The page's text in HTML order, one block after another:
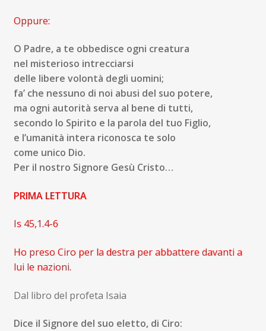
Oppure:
O Padre, a te obbedisce ogni creatura
nel misterioso intrecciarsi
delle libere volontà degli uomini;
fa’ che nessuno di noi abusi del suo potere,
ma ogni autorità serva al bene di tutti,
secondo lo Spirito e la parola del tuo Figlio,
e l’umanità intera riconosca te solo
come unico Dio.
Per il nostro Signore Gesù Cristo…
PRIMA LETTURA
Is 45,1.4-6
Ho preso Ciro per la destra per abbattere davanti a
lui le nazioni.
Dal libro del profeta Isaia
Dice il Signore del suo eletto, di Ciro: